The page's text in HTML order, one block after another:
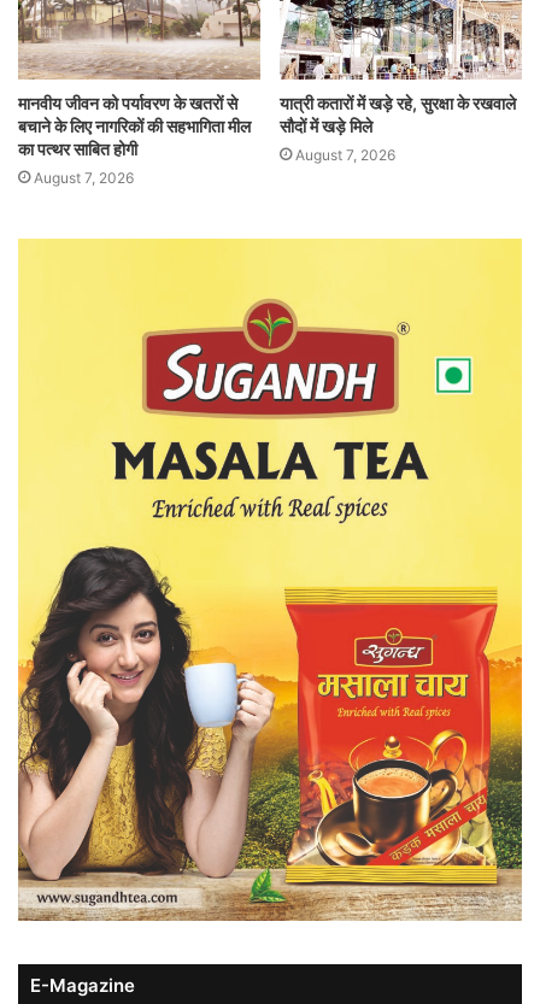
मानवीय जीवन को पर्यावरण के खतरों से
बचाने के लिए नागरिकों की सहभागिता मील
का पत्थर साबित होगी
August 7, 2026
यात्री कतारों में खड़े रहे, सुरक्षा के रखवाले
सौदों में खड़े मिले
August 7, 2026
E-Magazine